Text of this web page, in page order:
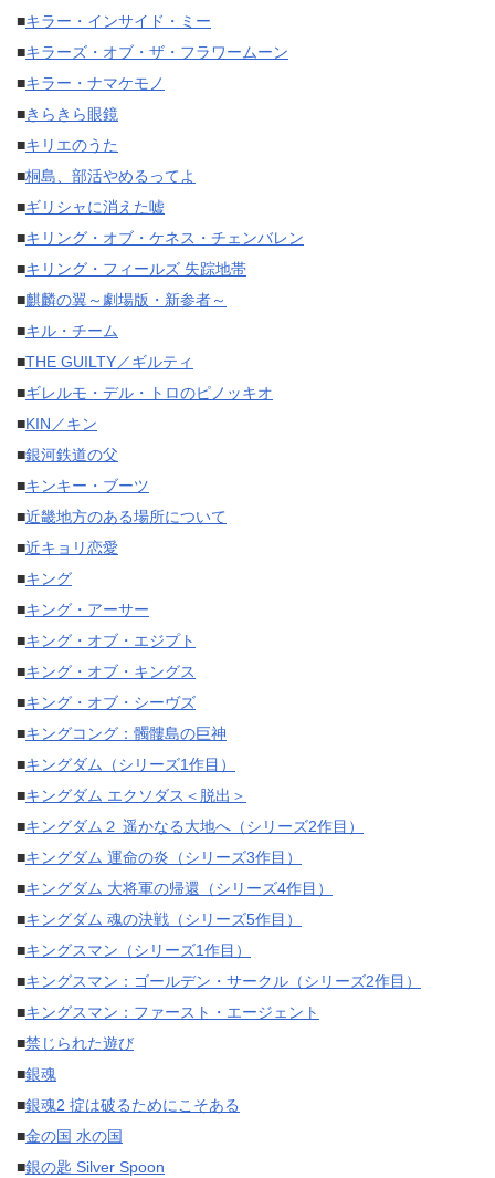
■キラー・インサイド・ミー
■キラーズ・オブ・ザ・フラワームーン
■キラー・ナマケモノ
■きらきら眼鏡
■キリエのうた
■桐島、部活やめるってよ
■ギリシャに消えた嘘
■キリング・オブ・ケネス・チェンバレン
■キリング・フィールズ 失踪地帯
■麒麟の翼～劇場版・新参者～
■キル・チーム
■THE GUILTY／ギルティ
■ギレルモ・デル・トロのピノッキオ
■KIN／キン
■銀河鉄道の父
■キンキー・ブーツ
■近畿地方のある場所について
■近キョリ恋愛
■キング
■キング・アーサー
■キング・オブ・エジプト
■キング・オブ・キングス
■キング・オブ・シーヴズ
■キングコング：髑髏島の巨神
■キングダム（シリーズ1作目）
■キングダム エクソダス＜脱出＞
■キングダム２ 遥かなる大地へ（シリーズ2作目）
■キングダム 運命の炎（シリーズ3作目）
■キングダム 大将軍の帰還（シリーズ4作目）
■キングダム 魂の決戦（シリーズ5作目）
■キングスマン（シリーズ1作目）
■キングスマン：ゴールデン・サークル（シリーズ2作目）
■キングスマン：ファースト・エージェント
■禁じられた遊び
■銀魂
■銀魂2 掟は破るためにこそある
■金の国 水の国
■銀の匙 Silver Spoon